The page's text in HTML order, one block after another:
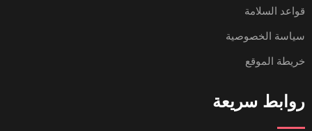
قواعد السلامة
سياسة الخصوصية
خريطة الموقع
روابط سريعة